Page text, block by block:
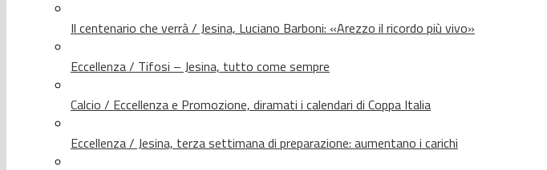
Il centenario che verrà / Jesina, Luciano Barboni: «Arezzo il ricordo più vivo»
Eccellenza / Tifosi – Jesina, tutto come sempre
Calcio / Eccellenza e Promozione, diramati i calendari di Coppa Italia
Eccellenza / Jesina, terza settimana di preparazione: aumentano i carichi